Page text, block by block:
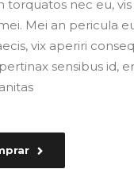
nec eu,
Mei an pericula
vix aperiri
sensibus id,